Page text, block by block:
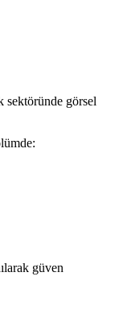
sektöründe görsel
güven